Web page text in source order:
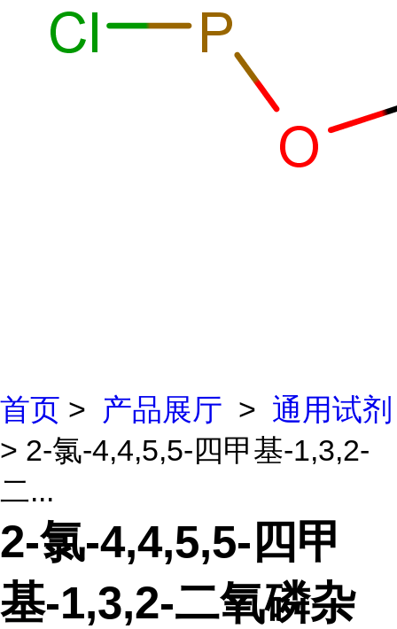
首页 > 产品展厅 > 通用试剂
> 2-氯-4,4,5,5-四甲基-1,3,2-
二...
2-氯-4,4,5,5-四甲
基-1,3,2-二氧磷杂